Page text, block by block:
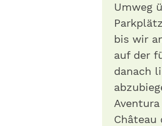
Umweg
bis wir
auf der
danach
Château